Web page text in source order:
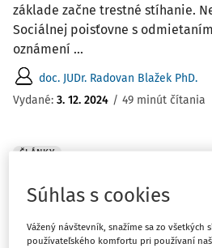
základe začne trestné stíhanie.
Sociálnej poisťovne s
oznámení ...
doc. JUDr. Radovan Blažek PhD.
Vydané: 3. 12. 2024 / 49 minút čítania
ČLÁNKY
Slovenskej republiky -
V článku autor venuje pozornosť
Súhlas s cookies
Vážený návštevník, snažíme sa zo všetkých
používateľského komfortu pri používaní